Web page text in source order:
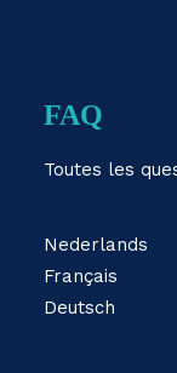
FAQ
Toutes les
Nederlands
Français
Deutsch